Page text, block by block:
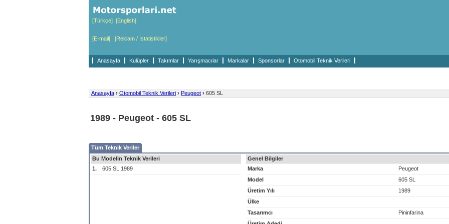
[Türkçe] [English]
[E-mail] [Reklam / İstatistikler]
Anasayfa Kulüpler Takımlar Yarışmacılar Markalar Sponsorlar Otomobil Teknik Verileri
Anasayfa › Otomobil Teknik Verileri › Peugeot › 605 SL
1989 - Peugeot - 605 SL
Tüm Teknik Veriler
Bu Modelin Teknik Verileri
1.
605 SL 1989
Genel Bilgiler
Marka
Peugeot
Model
605 SL
Üretim Yılı
1989
Ülke
Tasarımcı
Pininfarina